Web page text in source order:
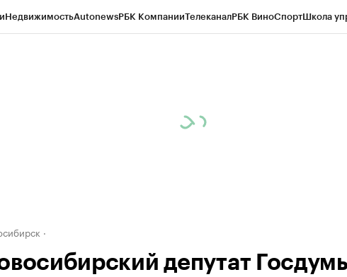
НедвижимостьAutonewsРБК КомпанииТелеканалРБК ВиноСпортШкола
депутат